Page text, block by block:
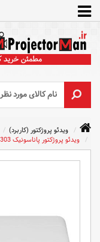
ویدئو پروژکتور (کاربرد)
ویدئو پروژکتور پاناسونیک LB303